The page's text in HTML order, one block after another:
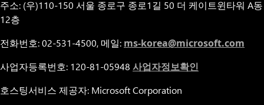
주소: (우)110-150 서울 종로구 종로1길 50 더 케이트윈타워 A동
12층
전화번호: 02-531-4500, 메일: ms-korea@microsoft.com
사업자등록번호: 120-81-05948 사업자정보확인
호스팅서비스 제공자: Microsoft Corporation